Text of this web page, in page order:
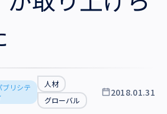
ブリシテ
人材
グローバル
2018.01.31